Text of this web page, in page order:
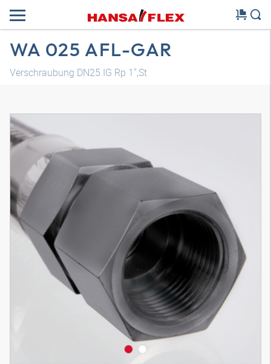
WA 025 AFL-GAR
Verschraubung DN25 IG Rp 1",St